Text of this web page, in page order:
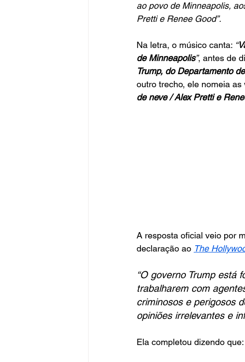
ao povo de Minneapolis,
Pretti e Renee Good”.
Na letra, o músico canta: “
de Minneapolis”, antes de
Trump, do Departamento
outro trecho, ele nomeia as
de neve / Alex Pretti e
A resposta oficial veio por
declaração ao The
“O governo Trump está
trabalharem com
criminosos e perigosos
opiniões irrelevantes e
Ela completou dizendo que: